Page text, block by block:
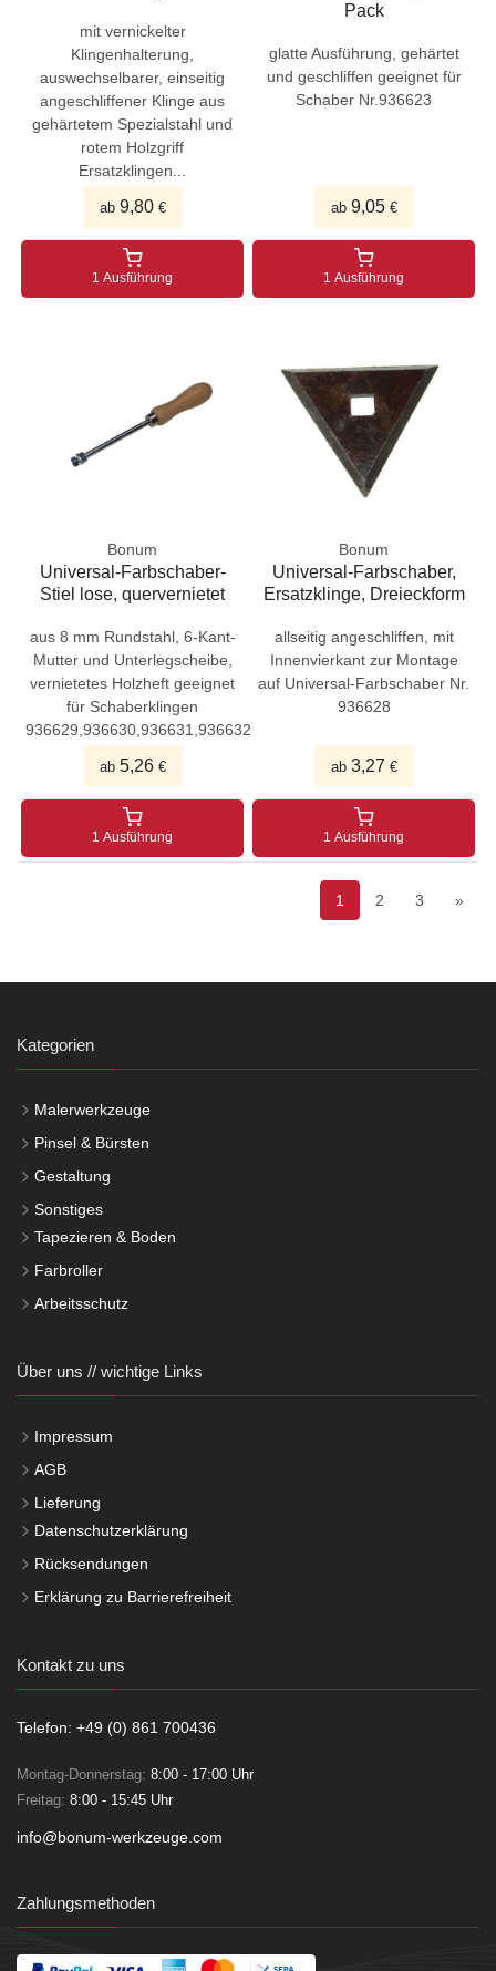
mit vernickelter
Klingenhalterung,
auswechselbarer, einseitig
angeschliffener Klinge aus
gehärtetem Spezialstahl und
rotem Holzgriff
Ersatzklingen...
ab 9,80€
1 Ausführung
Pack
glatte Ausführung, gehärtet
und geschliffen geeignet für
Schaber Nr.936623
ab 9,05€
1 Ausführung
Bonum
Universal-Farbschaber-
Stiel lose, quervernietet
aus 8 mm Rundstahl, 6-Kant-
Mutter und Unterlegscheibe,
vernietetes Holzheft geeignet
für Schaberklingen
936629,936630,936631,936632
ab 5,26€
1 Ausführung
Bonum
Universal-Farbschaber,
Ersatzklinge, Dreieckform
allseitig angeschliffen, mit
Innenvierkant zur Montage
auf Universal-Farbschaber Nr.
936628
ab 3,27 €
1 Ausführung
1 2 3 »
Kategorien
Malerwerkzeuge
Pinsel & Bürsten
Gestaltung
Sonstiges
Tapezieren & Boden
Farbroller
Arbeitsschutz
Über uns // wichtige Links
Impressum
AGB
Lieferung
Datenschutzerklärung
Rücksendungen
Erklärung zu Barrierefreiheit
Kontakt zu uns
Telefon: +49 (0) 861 700436
Montag-Donnerstag: 8:00 - 17:00 Uhr
Freitag: 8:00 - 15:45 Uhr
info@bonum-werkzeuge.com
Zahlungsmethoden